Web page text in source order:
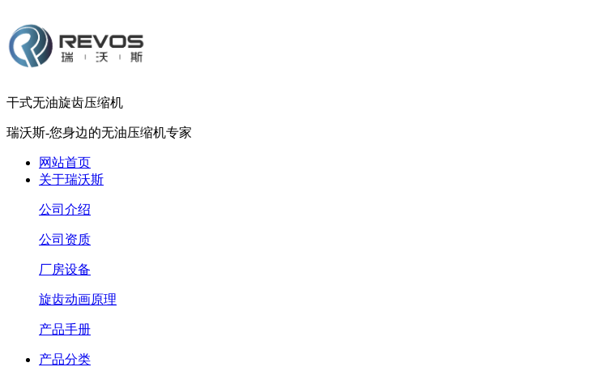
干式无油旋齿压缩机
瑞沃斯-您身边的无油压缩机专家
网站首页
关于瑞沃斯
公司介绍
公司资质
厂房设备
旋齿动画原理
产品手册
产品分类